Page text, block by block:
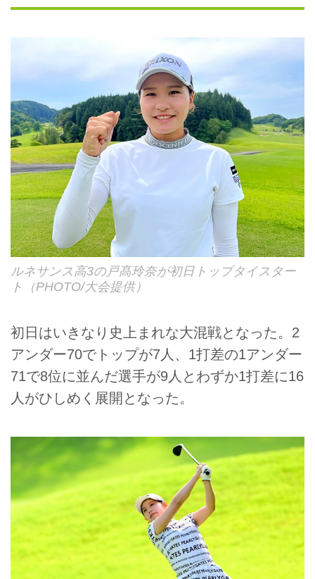
ルネサンス高3の戸髙玲奈が初日トップタイスター
ト（PHOTO/大会提供）
初日はいきなり史上まれな大混戦となった。2
アンダー70でトップが7人、1打差の1アンダー
71で8位に並んだ選手が9人とわずか1打差に16
人がひしめく展開となった。